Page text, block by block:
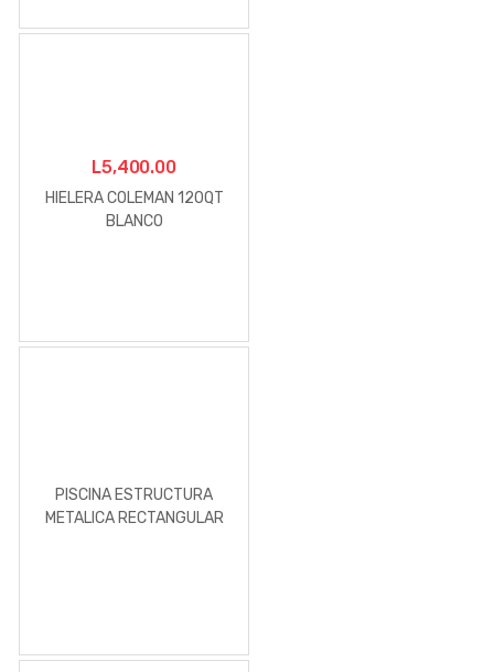
L5,400.00
HIELERA COLEMAN 120QT
BLANCO
PISCINA ESTRUCTURA
METALICA RECTANGULAR